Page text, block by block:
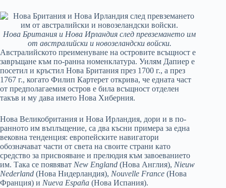
Нова Британия и Нова Ирландия след превземането им
от австралийски и новозеландски войски.
Австралийското преименуване на островите всъщност е
завръщане към по-ранна номенклатура. Уилям Дапиер е
посетил и кръстил Нова Британия през 1700 г., а през
1767 г., когато Филип Картерет открива, че едната част
от предполагаемия остров е била всъщност отделен
такъв и му дава името Нова Хиберния.
Нова Великобритания и Нова Ирландия, дори и в по-
ранното им въплъщение, са два късни примера за една
вековна тенденция: европейските навигатори
обозначават части от света на своите страни като
средство за присвояване и прелюдия към завоеванието
им. Така се появяват New England (Нова Англия), Nieuw
Nederland (Нова Нидерландия), Nouvelle France (Нова
Франция) и Nueva España (Нова Испания).